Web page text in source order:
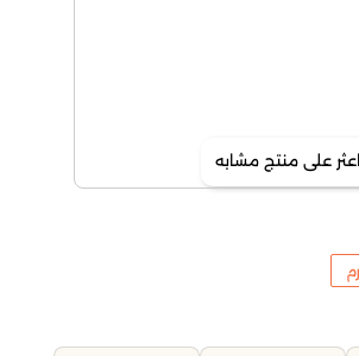
اعثر على منتج مشابه